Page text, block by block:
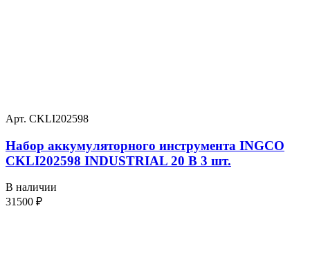
Арт. CKLI202598
Набор аккумуляторного инструмента INGCO
CKLI202598 INDUSTRIAL 20 В 3 шт.
В наличии
31500 ₽